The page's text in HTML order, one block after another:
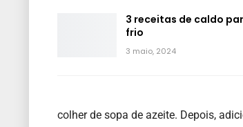
3 receitas de caldo
frio
3 maio, 2024
colher de sopa de azeite. Depois,